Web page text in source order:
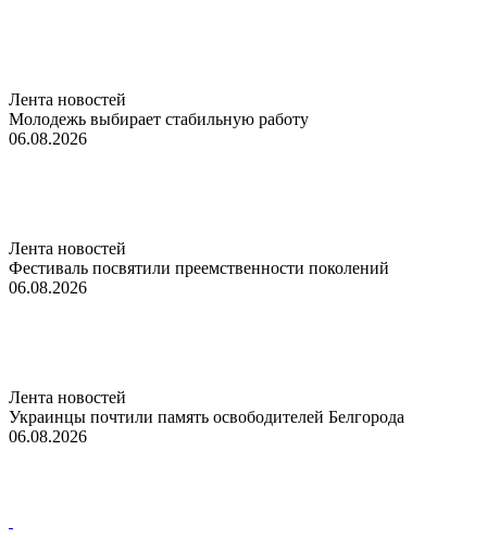
Лента новостей
Молодежь выбирает стабильную работу
06.08.2026
Лента новостей
Фестиваль посвятили преемственности поколений
06.08.2026
Лента новостей
Украинцы почтили память освободителей Белгорода
06.08.2026